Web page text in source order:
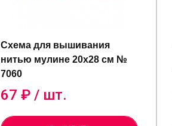
Схема для вышивания
нитью мулине 20х28 см №
7060
67 ₽ / шт.